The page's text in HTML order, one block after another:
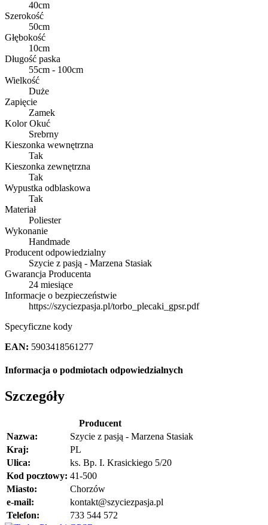
40cm
Szerokość
50cm
Głębokość
10cm
Długość paska
55cm - 100cm
Wielkość
Duże
Zapięcie
Zamek
Kolor Okuć
Srebrny
Kieszonka wewnętrzna
Tak
Kieszonka zewnętrzna
Tak
Wypustka odblaskowa
Tak
Materiał
Poliester
Wykonanie
Handmade
Producent odpowiedzialny
Szycie z pasją - Marzena Stasiak
Gwarancja Producenta
24 miesiące
Informacje o bezpieczeństwie
https://szyciezpasja.pl/torbo_plecaki_gpsr.pdf
Specyficzne kody
EAN: 5903418561277
Informacja o podmiotach odpowiedzialnych
Szczegóły
Producent
Nazwa:
Szycie z pasją - Marzena Stasiak
Kraj:
PL
Ulica:
ks. Bp. I. Krasickiego 5/20
Kod pocztowy: 41-500
Miasto:
Chorzów
e-mail:
kontakt@szyciezpasja.pl
Telefon:
733 544 572